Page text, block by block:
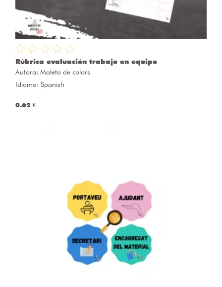
Rúbrica evaluación trabajo en equipo
Autora: Maleta de colors
Idioma: Spanish
0.62 €